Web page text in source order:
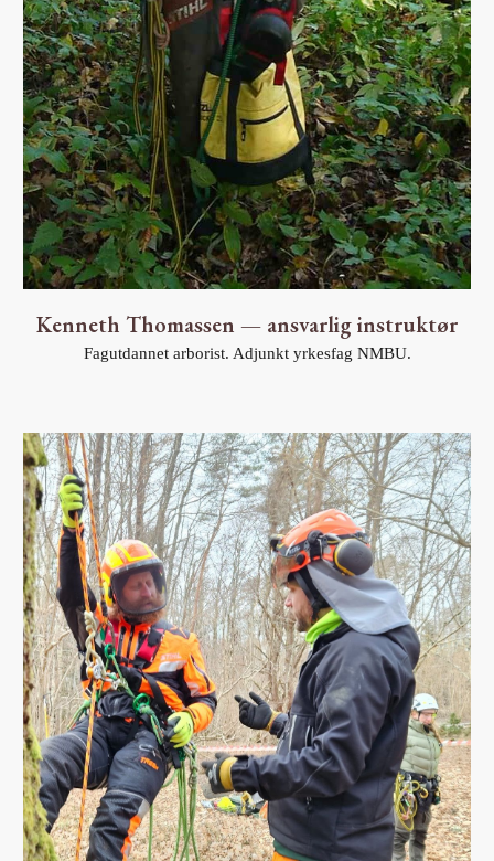
Kenneth Thomassen — ansvarlig instruktør
Fagutdannet arborist. Adjunkt yrkesfag NMBU.